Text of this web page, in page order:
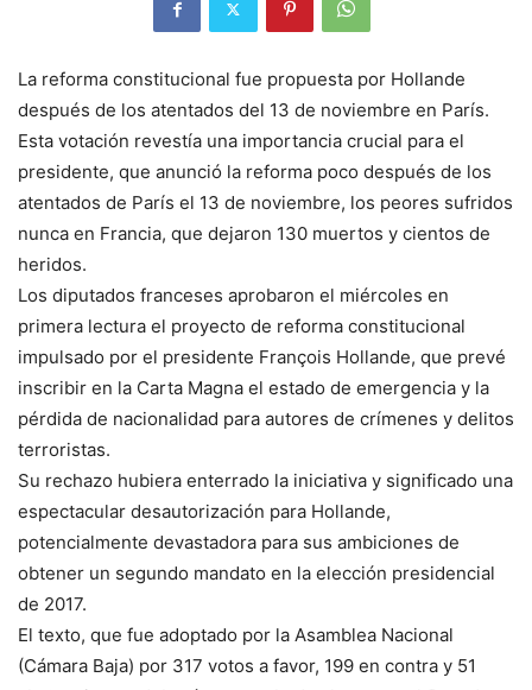
La reforma constitucional fue propuesta por Hollande
después de los atentados del 13 de noviembre en París.
Esta votación revestía una importancia crucial para el
presidente, que anunció la reforma poco después de los
atentados de París el 13 de noviembre, los peores sufridos
nunca en Francia, que dejaron 130 muertos y cientos de
heridos.
Los diputados franceses aprobaron el miércoles en
primera lectura el proyecto de reforma constitucional
impulsado por el presidente François Hollande, que prevé
inscribir en la Carta Magna el estado de emergencia y la
pérdida de nacionalidad para autores de crímenes y delitos
terroristas.
Su rechazo hubiera enterrado la iniciativa y significado una
espectacular desautorización para Hollande,
potencialmente devastadora para sus ambiciones de
obtener un segundo mandato en la elección presidencial
de 2017.
El texto, que fue adoptado por la Asamblea Nacional
(Cámara Baja) por 317 votos a favor, 199 en contra y 51